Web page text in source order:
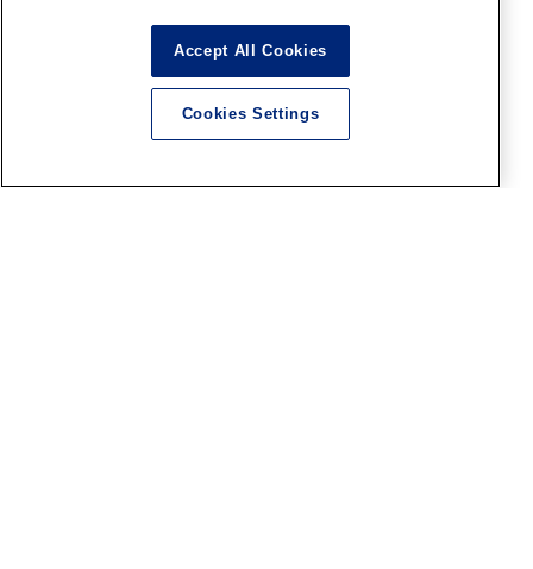
横浜SR
『ファレホ ペイントコンテス
ト7』in 横浜ショールーム！
お客様作品紹介 part30
Accept All Cookies
Cookies Settings